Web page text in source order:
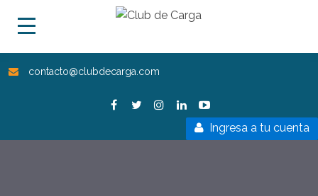
contacto@clubdecarga.com
Ingresa a tu cuenta